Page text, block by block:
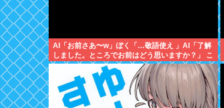
AI「お前さあ〜w」ぼく「…敬語使え 」AI「了解
しました。ところでお前はどう思いますか？」 こ
れ